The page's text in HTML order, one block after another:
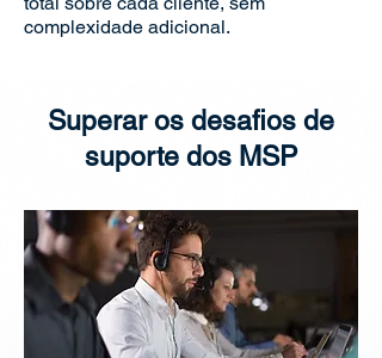
complexidade adicional.
Superar os desafios de
suporte dos MSP